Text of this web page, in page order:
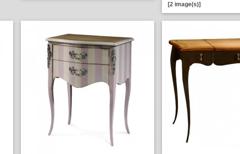
[2 image(s)]